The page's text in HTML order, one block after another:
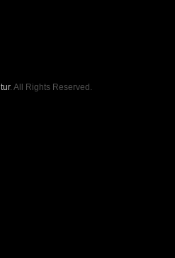
. All Rights Reserved.